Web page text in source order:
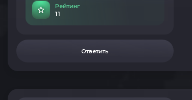
Рейтинг
11
Ответить